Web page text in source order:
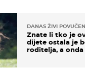
DANAS ŽIVI
Znate li tko je
dijete ostala je
roditelja, a onda